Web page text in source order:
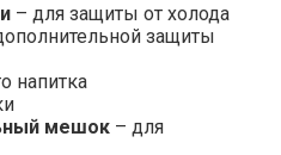
– для защиты от холода
защиты
напитка
мешок – для